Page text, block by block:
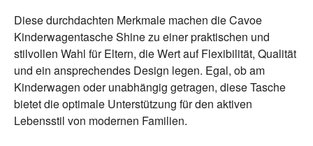
Diese durchdachten Merkmale machen die Cavoe
Kinderwagentasche Shine zu einer praktischen und
stilvollen Wahl für Eltern, die Wert auf Flexibilität, Qualität
und ein ansprechendes Design legen. Egal, ob am
Kinderwagen oder unabhängig getragen, diese Tasche
bietet die optimale Unterstützung für den aktiven
Lebensstil von modernen Familien.